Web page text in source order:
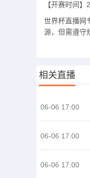
【开赛时间】
世界杯直播网
源，但需遵守
相关直播
06-06 17:00
06-06 17:00
06-06 17:00